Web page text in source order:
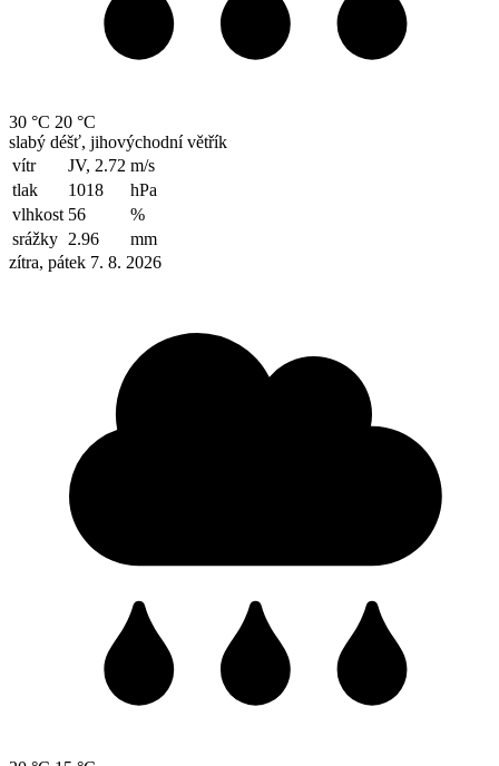
30 °C 20 °C
slabý déšť, jihovýchodní větřík
vítr
JV, 2.72 m/s
tlak
1018
hPa
vlhkost 56
%
srážky 2.96
mm
zítra, pátek 7. 8. 2026